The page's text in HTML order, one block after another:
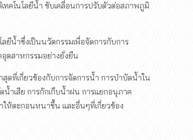
คโนโลยีน้ำ ขับเคลื่อนการปรับตัวต่อสภาพภูมิ
ยีน้ำซึ่งเป็นนวัตกรรมเพื่อจัดการกับการ
ตสาหกรรมอย่างยั่งยืน
ดที่เกี่ยวข้องกับการจัดการน้ำ การบำบัดน้ำใน
น้ำเสีย การกักเก็บน้ำฝน การแยกอนุภาค
ให้ตะกอนหนาขึ้น และอื่นๆที่เกี่ยวข้อง